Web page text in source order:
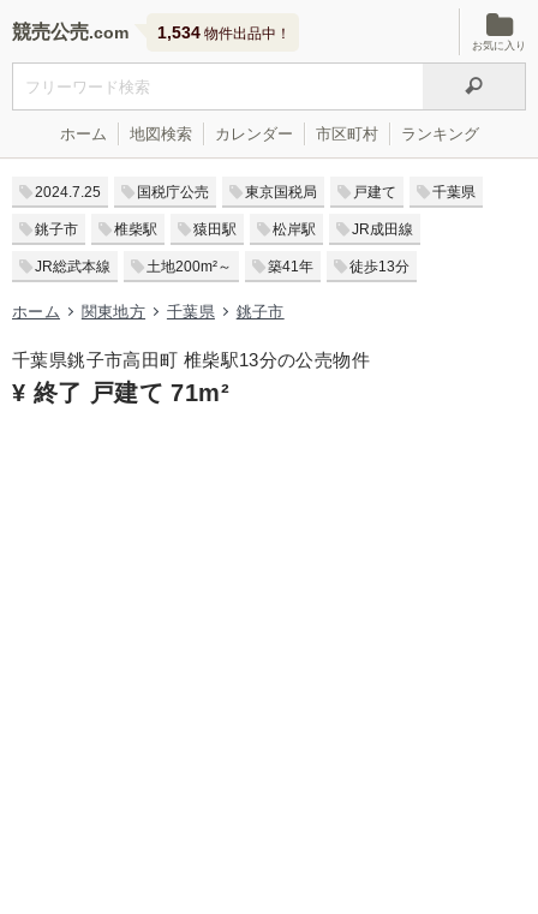
競売公売 1,534 物件出品中！
お気に入り
ホーム 地図検索 カレンダー 市区町村 ランキング
2024.7.25 国税庁公売 東京国税局 戸建て 千葉県
銚子市 椎柴駅 猿田駅 松岸駅 JR成田線
JR総武本線 土地200m²～ 築41年 徒歩13分
ホーム 関東地方 千葉県 銚子市
千葉県銚子市高田町 椎柴駅13分の公売物件
¥ 終了 戸建て 71m²